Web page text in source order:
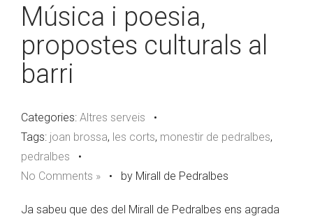
Música i poesia,
propostes culturals al
barri
Categories: Altres serveis •
Tags: joan brossa, les corts, monestir de pedralbes,
pedralbes •
No Comments » • by Mirall de Pedralbes
Ja sabeu que des del Mirall de Pedralbes ens agrada